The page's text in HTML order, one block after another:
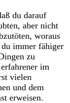
du darauf
aber nicht
woraus
immer fähiger
zu
im
vielen
und dem
erweisen.